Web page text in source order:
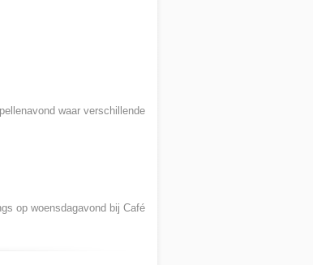
waar verschillende
op woensdagavond bij Café